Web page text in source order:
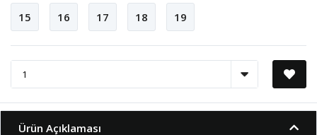
15 16 17 18 19
Ürün Açıklaması